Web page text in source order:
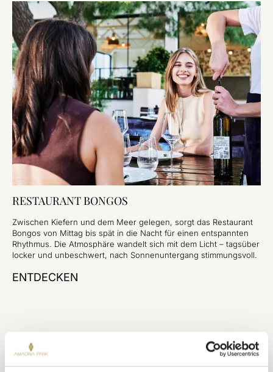
RESTAURANT BONGOS
Zwischen Kiefern und dem Meer gelegen, sorgt das Restaurant
Bongos von Mittag bis spät in die Nacht für einen entspannten
Rhythmus. Die Atmosphäre wandelt sich mit dem Licht – tagsüber
locker und unbeschwert, nach Sonnenuntergang stimmungsvoll.
ENTDECKEN
AUSGEWÄHLTE GESCHICHTEN